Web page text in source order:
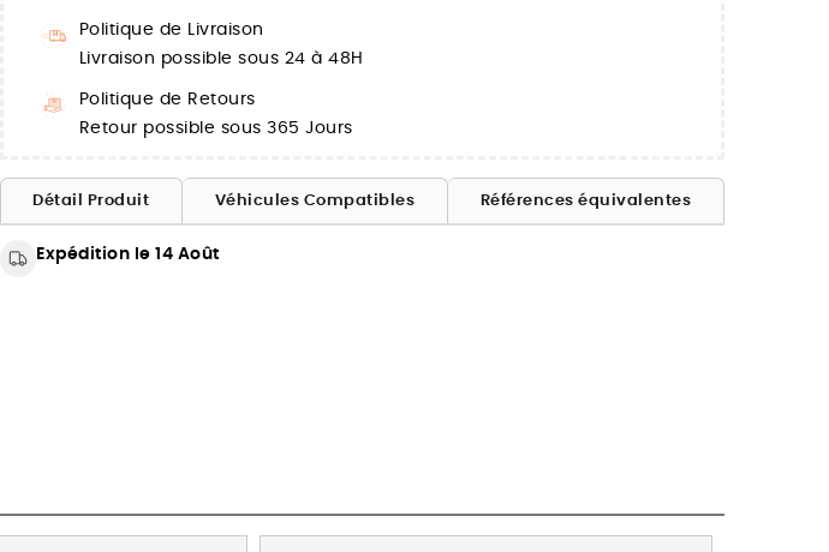
Politique de Livraison
Livraison possible sous 24 à 48H
Politique de Retours
Retour possible sous 365 Jours
Détail Produit Véhicules Compatibles Références équivalentes
Expédition le 14 Août